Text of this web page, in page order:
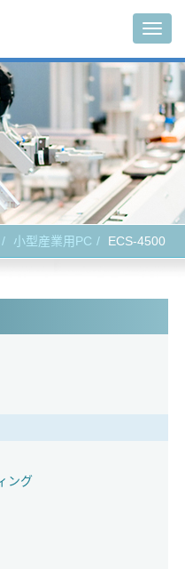
小型産業用PC ECS-4500
ング